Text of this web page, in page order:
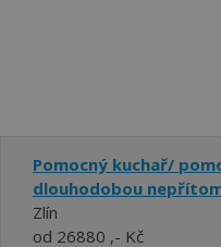
Pomocný kuchař/
dlouhodobou
Zlín
od 26880 ,- Kč